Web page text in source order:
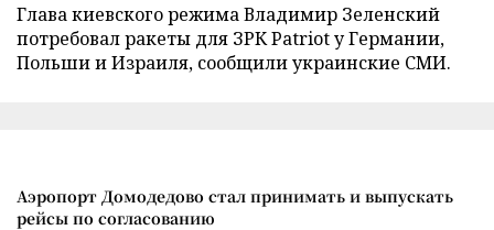
Глава киевского режима Владимир Зеленский
потребовал ракеты для ЗРК Patriot у Германии,
Польши и Израиля, сообщили украинские СМИ.
Аэропорт Домодедово стал принимать и выпускать
рейсы по согласованию